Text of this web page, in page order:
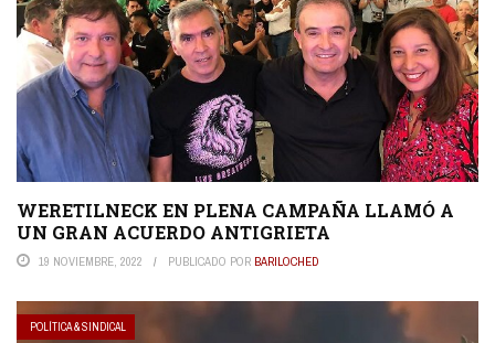
WERETILNECK EN PLENA CAMPAÑA LLAMÓ A
UN GRAN ACUERDO ANTIGRIETA
19 NOVIEMBRE, 2022 PUBLICADO POR BARILOCHED
POLÍTICA & SINDICAL